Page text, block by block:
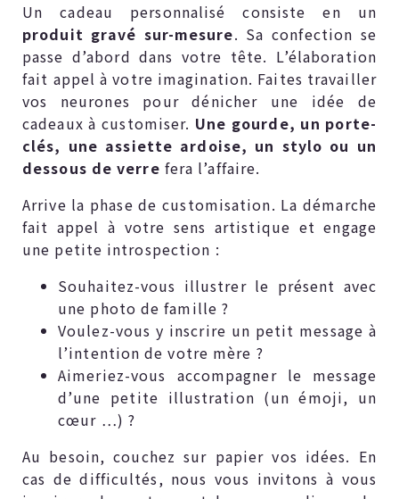
Un cadeau personnalisé consiste en un
produit gravé sur-mesure. Sa confection se
passe d’abord dans votre tête. L’élaboration
fait appel à votre imagination. Faites travailler
vos neurones pour dénicher une idée de
cadeaux à customiser. Une gourde, un porte-
clés, une assiette ardoise, un stylo ou un
dessous de verre fera l’affaire.
Arrive la phase de customisation. La démarche
fait appel à votre sens artistique et engage
une petite introspection :
Souhaitez-vous illustrer le présent avec
une photo de famille ?
Voulez-vous y inscrire un petit message à
l’intention de votre mère ?
Aimeriez-vous accompagner le message
d’une petite illustration (un émoji, un
cœur …) ?
Au besoin, couchez sur papier vos idées. En
cas de difficultés, nous vous invitons à vous